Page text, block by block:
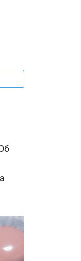
и физическим
как основа
команд